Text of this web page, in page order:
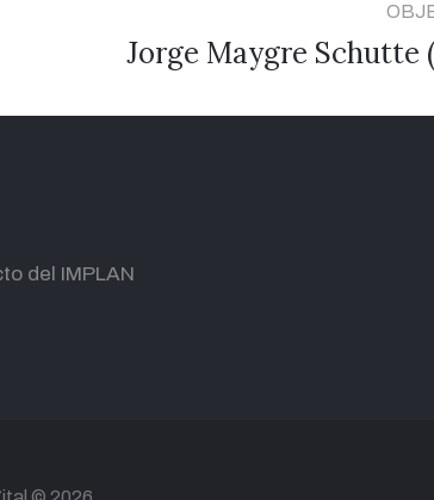
Jorge Maygre Schutte
del IMPLAN